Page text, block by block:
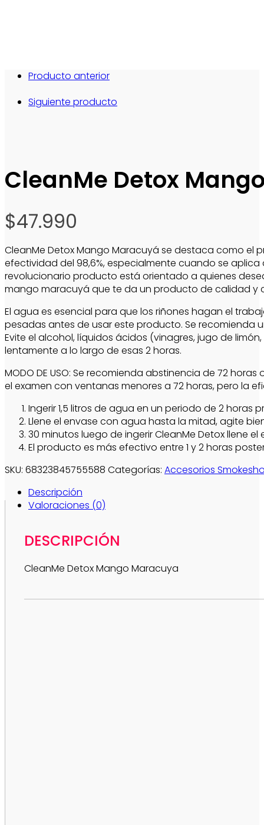
Producto anterior
Siguiente producto
CleanMe Detox
$47.990
CleanMe Detox Mango Maracuyá se destaca como
efectividad del 98,6%, especialmente cuando se
revolucionario producto está orientado a quienes
mango maracuyá que te da un producto de calidad y
El agua es esencial para que los riñones hagan el
pesadas antes de usar este producto. Se recomienda
Evite el alcohol, líquidos ácidos (vinagres, jugo de
lentamente a lo largo de esas 2 horas.
MODO DE USO: Se recomienda abstinencia de 72
el examen con ventanas menores a 72 horas, pero la
Ingerir 1,5 litros de agua en un periodo de 2 horas
Llene el envase con agua hasta la mitad, agite
30 minutos luego de ingerir CleanMe Detox llene
El producto es más efectivo entre 1 y 2 horas
SKU: 68323845755588 Categorías: Accesorios
Descripción
Valoraciones (0)
DESCRIPCIÓN
CleanMe Detox Mango Maracuya